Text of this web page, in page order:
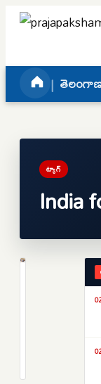
Skip to content
ట్యాగ్
India